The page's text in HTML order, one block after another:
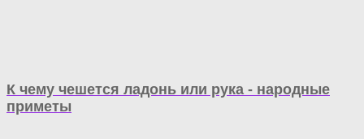
К чему чешется ладонь или рука - народные
приметы